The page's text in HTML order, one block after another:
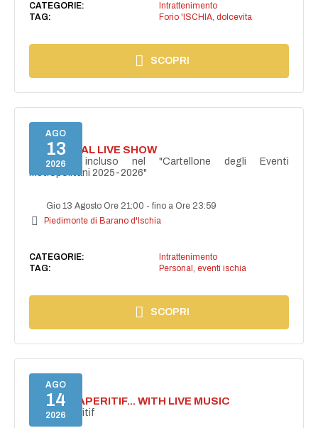
CATEGORIE:
Intrattenimento
TAG:
Forio 'ISCHIA, dolcevita
SCOPRI
AGO
13
2026
I PERSONAL LIVE SHOW
Progetto incluso nel "Cartellone degli Eventi
Metropolitani 2025-2026"
Gio 13 Agosto Ore 21:00 -fino a Ore 23:59
Piedimonte di Barano d'Ischia
CATEGORIE:
Intrattenimento
TAG:
Personal, eventi ischia
SCOPRI
AGO
14
2026
SECRET APERITIF... WITH LIVE MUSIC
Secret aperitif